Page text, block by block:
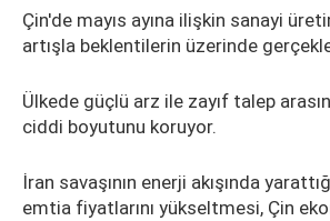
Çin'de mayıs ayına ilişkin sanayi
artışla beklentilerin üzerinde
Ülkede güçlü arz ile zayıf talep
ciddi boyutunu koruyor.
İran savaşının enerji akışında
emtia fiyatlarını yükseltmesi, Çin